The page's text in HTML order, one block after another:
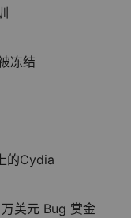
冻结
的Cydia
美元 Bug 赏金